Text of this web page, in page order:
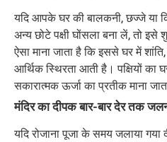
यदि आपके घर की बालकनी, छज्जे या
अन्य छोटे पक्षी घोंसला बना लें, तो इसे
ऐसा माना जाता है कि इससे घर में
आर्थिक स्थिरता आती है। पक्षियों का
सकारात्मक ऊर्जा का प्रतीक माना
मंदिर का दीपक बार-बार देर तक
यदि रोजाना पूजा के समय जलाया गया